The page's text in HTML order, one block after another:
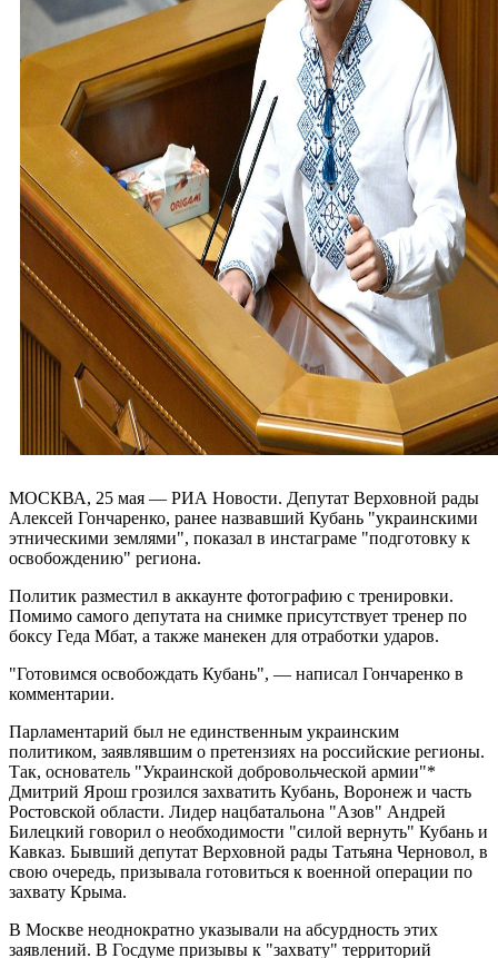
МОСКВА, 25 мая — РИА Новости. Депутат Верховной рады
Алексей Гончаренко, ранее назвавший Кубань "украинскими
этническими землями", показал в инстаграме "подготовку к
освобождению" региона.
Политик разместил в аккаунте фотографию с тренировки.
Помимо самого депутата на снимке присутствует тренер по
боксу Геда Мбат, а также манекен для отработки ударов.
"Готовимся освобождать Кубань", — написал Гончаренко в
комментарии.
Парламентарий был не единственным украинским
политиком, заявлявшим о претензиях на российские регионы.
Так, основатель "Украинской добровольческой армии"*
Дмитрий Ярош грозился захватить Кубань, Воронеж и часть
Ростовской области. Лидер нацбатальона "Азов" Андрей
Билецкий говорил о необходимости "силой вернуть" Кубань и
Кавказ. Бывший депутат Верховной рады Татьяна Черновол, в
свою очередь, призывала готовиться к военной операции по
захвату Крыма.
В Москве неоднократно указывали на абсурдность этих
заявлений. В Госдуме призывы к "захвату" территорий